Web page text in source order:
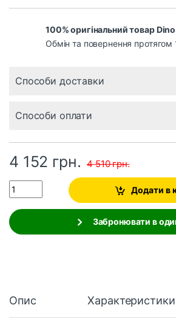
100% оригінальний товар
Обмін та повернення протягом
Способи доставки
Способи оплати
4 152 грн. 4 510грн.
Quantity
Додати в
Забронювати в
Опис Характеристики